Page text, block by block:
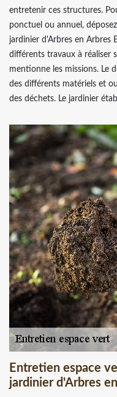
entretenir ces structures.
ponctuel ou annuel,
jardinier d'Arbres en Arbres
différents travaux à réaliser
mentionne les missions. Le
des différents matériels et
des déchets. Le jardinier
Entretien espace
jardinier d'Arbres